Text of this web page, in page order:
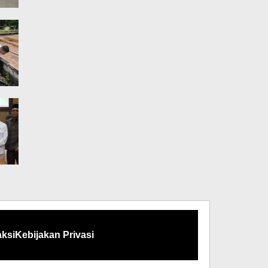
Kebijakan Privasi